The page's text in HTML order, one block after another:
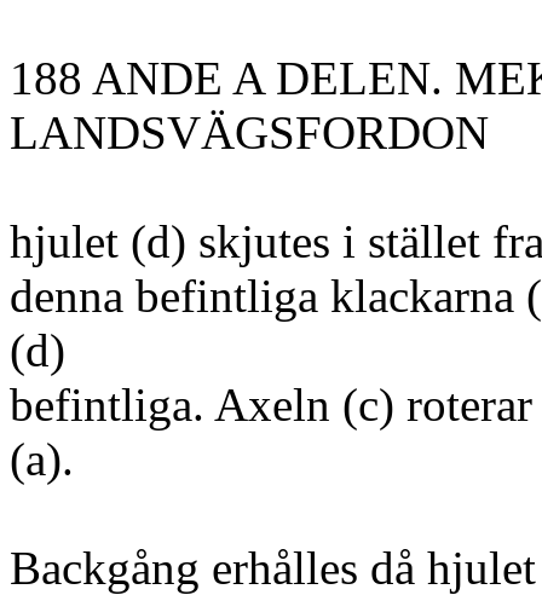
188 ANDE A DELEN.
LANDSVÄGSFORDON
hjulet (d) skjutes i stället
denna befintliga klackarna
(d)
befintliga. Axeln (c) roterar
(a).
Backgång erhålles då